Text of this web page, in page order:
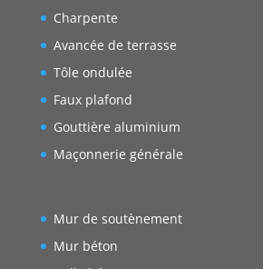
Charpente
Avancée de terrasse
Tôle ondulée
Faux plafond
Gouttière aluminium
Maçonnerie générale
Mur de soutènement
Mur béton